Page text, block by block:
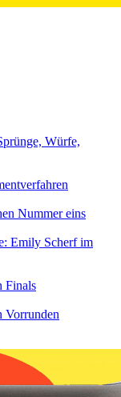
Würfe,
Nummer eins
Emily Scherf im
Finals
Vorrunden